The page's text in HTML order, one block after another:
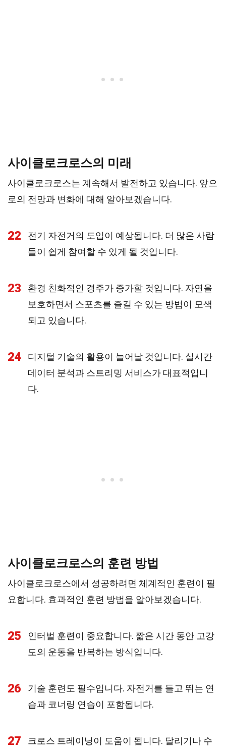
사이클로크로스의 미래
사이클로크로스는 계속해서 발전하고 있습니다. 앞으
로의 전망과 변화에 대해 알아보겠습니다.
22
전기 자전거의 도입이 예상됩니다. 더 많은 사람
들이 쉽게 참여할 수 있게 될 것입니다.
23
환경 친화적인 경주가 증가할 것입니다. 자연을
보호하면서 스포츠를 즐길 수 있는 방법이 모색
되고 있습니다.
24
디지털 기술의 활용이 늘어날 것입니다. 실시간
데이터 분석과 스트리밍 서비스가 대표적입니
다.
사이클로크로스의 훈련 방법
사이클로크로스에서 성공하려면 체계적인 훈련이 필
요합니다. 효과적인 훈련 방법을 알아보겠습니다.
25
인터벌 훈련이 중요합니다. 짧은 시간 동안 고강
도의 운동을 반복하는 방식입니다.
26
기술 훈련도 필수입니다. 자전거를 들고 뛰는 연
습과 코너링 연습이 포함됩니다.
27
크로스 트레이닝이 도움이 됩니다. 달리기나 수